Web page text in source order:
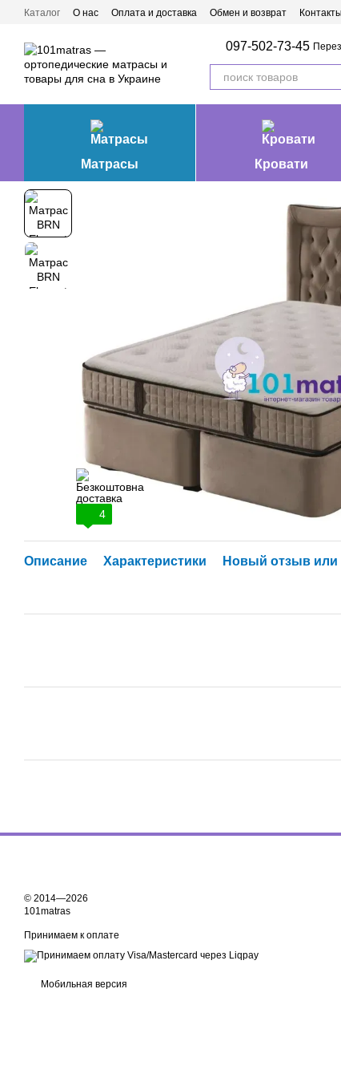
Перейти к основному контенту
Каталог О нас Оплата и доставка Обмен и возврат Контакты
097-502-73-45
Матрасы Кровати
4
Описание Характеристики Новый отзыв или
© 2014—2026
101matras
Принимаем к оплате
Мобильная версия